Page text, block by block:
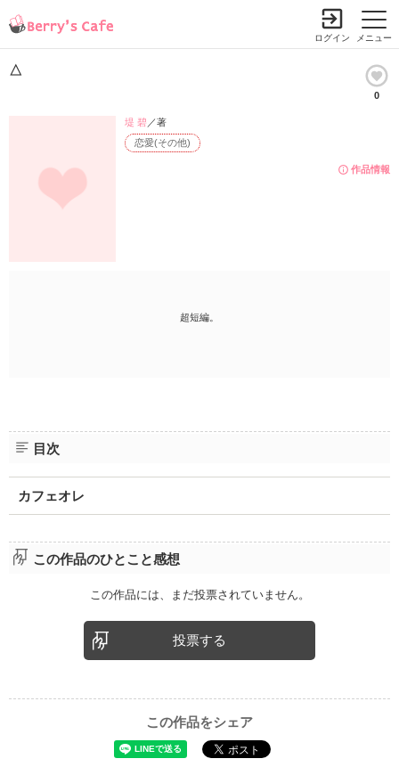
メニュー
ログイン
△
0
作品情報
恋愛(その他)
堤 碧 ／著
超短編。
目次
カフェオレ
この作品のひとこと感想
この作品には、まだ投票されていません。
投票する
この作品をシェア